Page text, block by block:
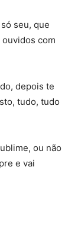
seu, que
com
depois te
tudo, tudo
ou não
e vai